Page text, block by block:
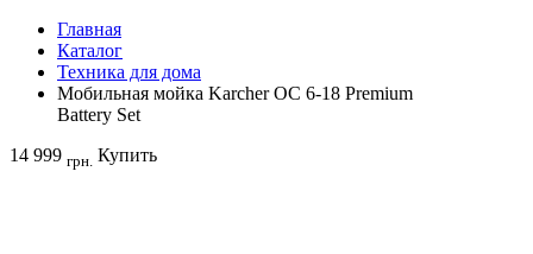
Главная
Каталог
Техника для дома
Мобильная мойка Karcher OC 6-18 Premium
Battery Set
14 999 грн. Купить